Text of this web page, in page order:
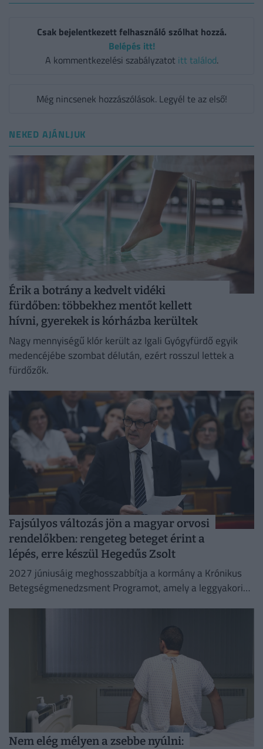
Csak bejelentkezett felhasználó szólhat hozzá.
Belépés itt!
A kommentkezelési szabályzatot itt találod.
Még nincsenek hozzászólások. Legyél te az első!
NEKED AJÁNLJUK
Érik a botrány a kedvelt vidéki
fürdőben: többekhez mentőt kellett
hívni, gyerekek is kórházba kerültek
Nagy mennyiségű klór került az Igali Gyógyfürdő egyik
medencéjébe szombat délután, ezért rosszul lettek a
fürdőzők.
Fajsúlyos változás jön a magyar orvosi
rendelőkben: rengeteg beteget érint a
lépés, erre készül Hegedűs Zsolt
2027 júniusáig meghosszabbítja a kormány a Krónikus
Betegségmenedzsment Programot, amely a leggyakoribb
Nem elég mélyen a zsebbe nyúlni: